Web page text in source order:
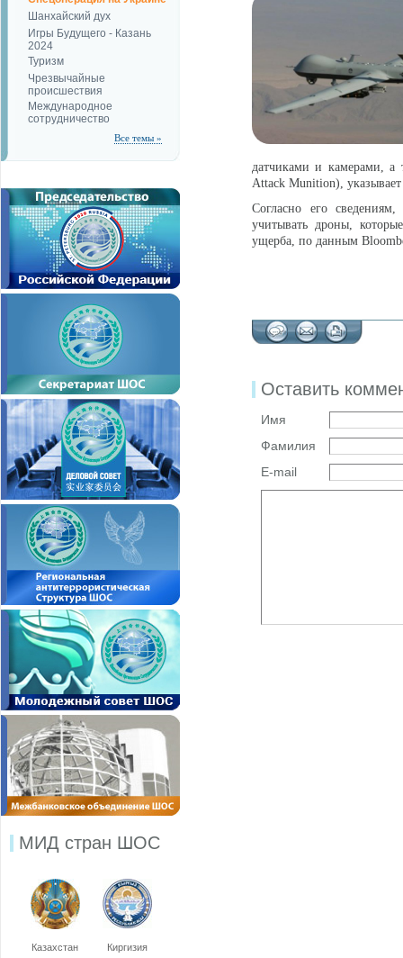
Шанхайский дух
Игры Будущего - Казань
2024
Туризм
Чрезвычайные
происшествия
Международное
сотрудничество
Все темы »
МИД стран ШОС
Казахстан Киргизия
датчиками и камерами,
Attack Munition), указывает
Согласно его
учитывать дроны,
ущерба, по данным
Оставить
Имя
Фамилия
E-mail